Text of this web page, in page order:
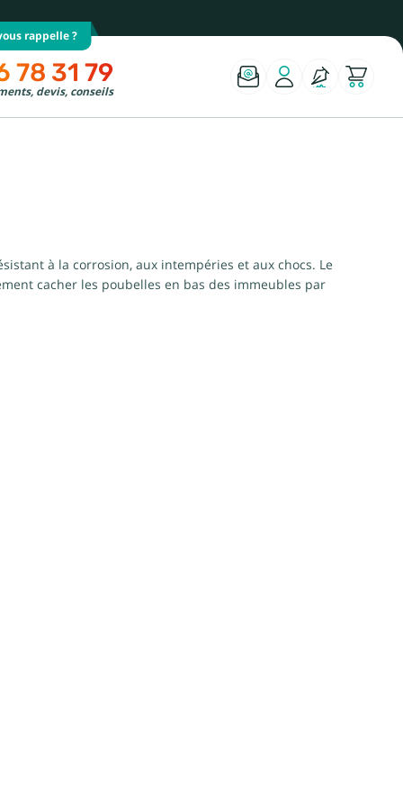
rappelle ?
78 31 79
devis, conseils
à la corrosion, aux intempéries et aux chocs. Le
cacher les poubelles en bas des immeubles par